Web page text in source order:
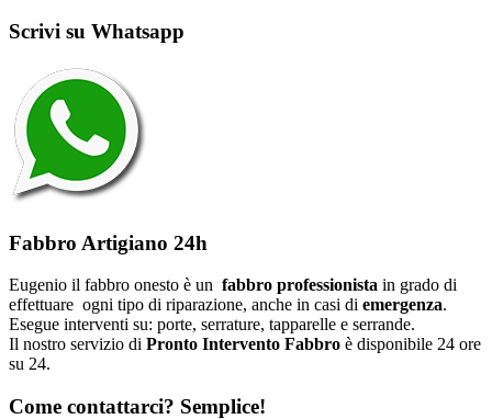
Scrivi su Whatsapp
Fabbro Artigiano 24h
Eugenio il fabbro onesto è un fabbro professionista in grado di
effettuare ogni tipo di riparazione, anche in casi di emergenza.
Esegue interventi su: porte, serrature, tapparelle e serrande.
Il nostro servizio di Pronto Intervento Fabbro è disponibile 24 ore
su 24.
Come contattarci? Semplice!